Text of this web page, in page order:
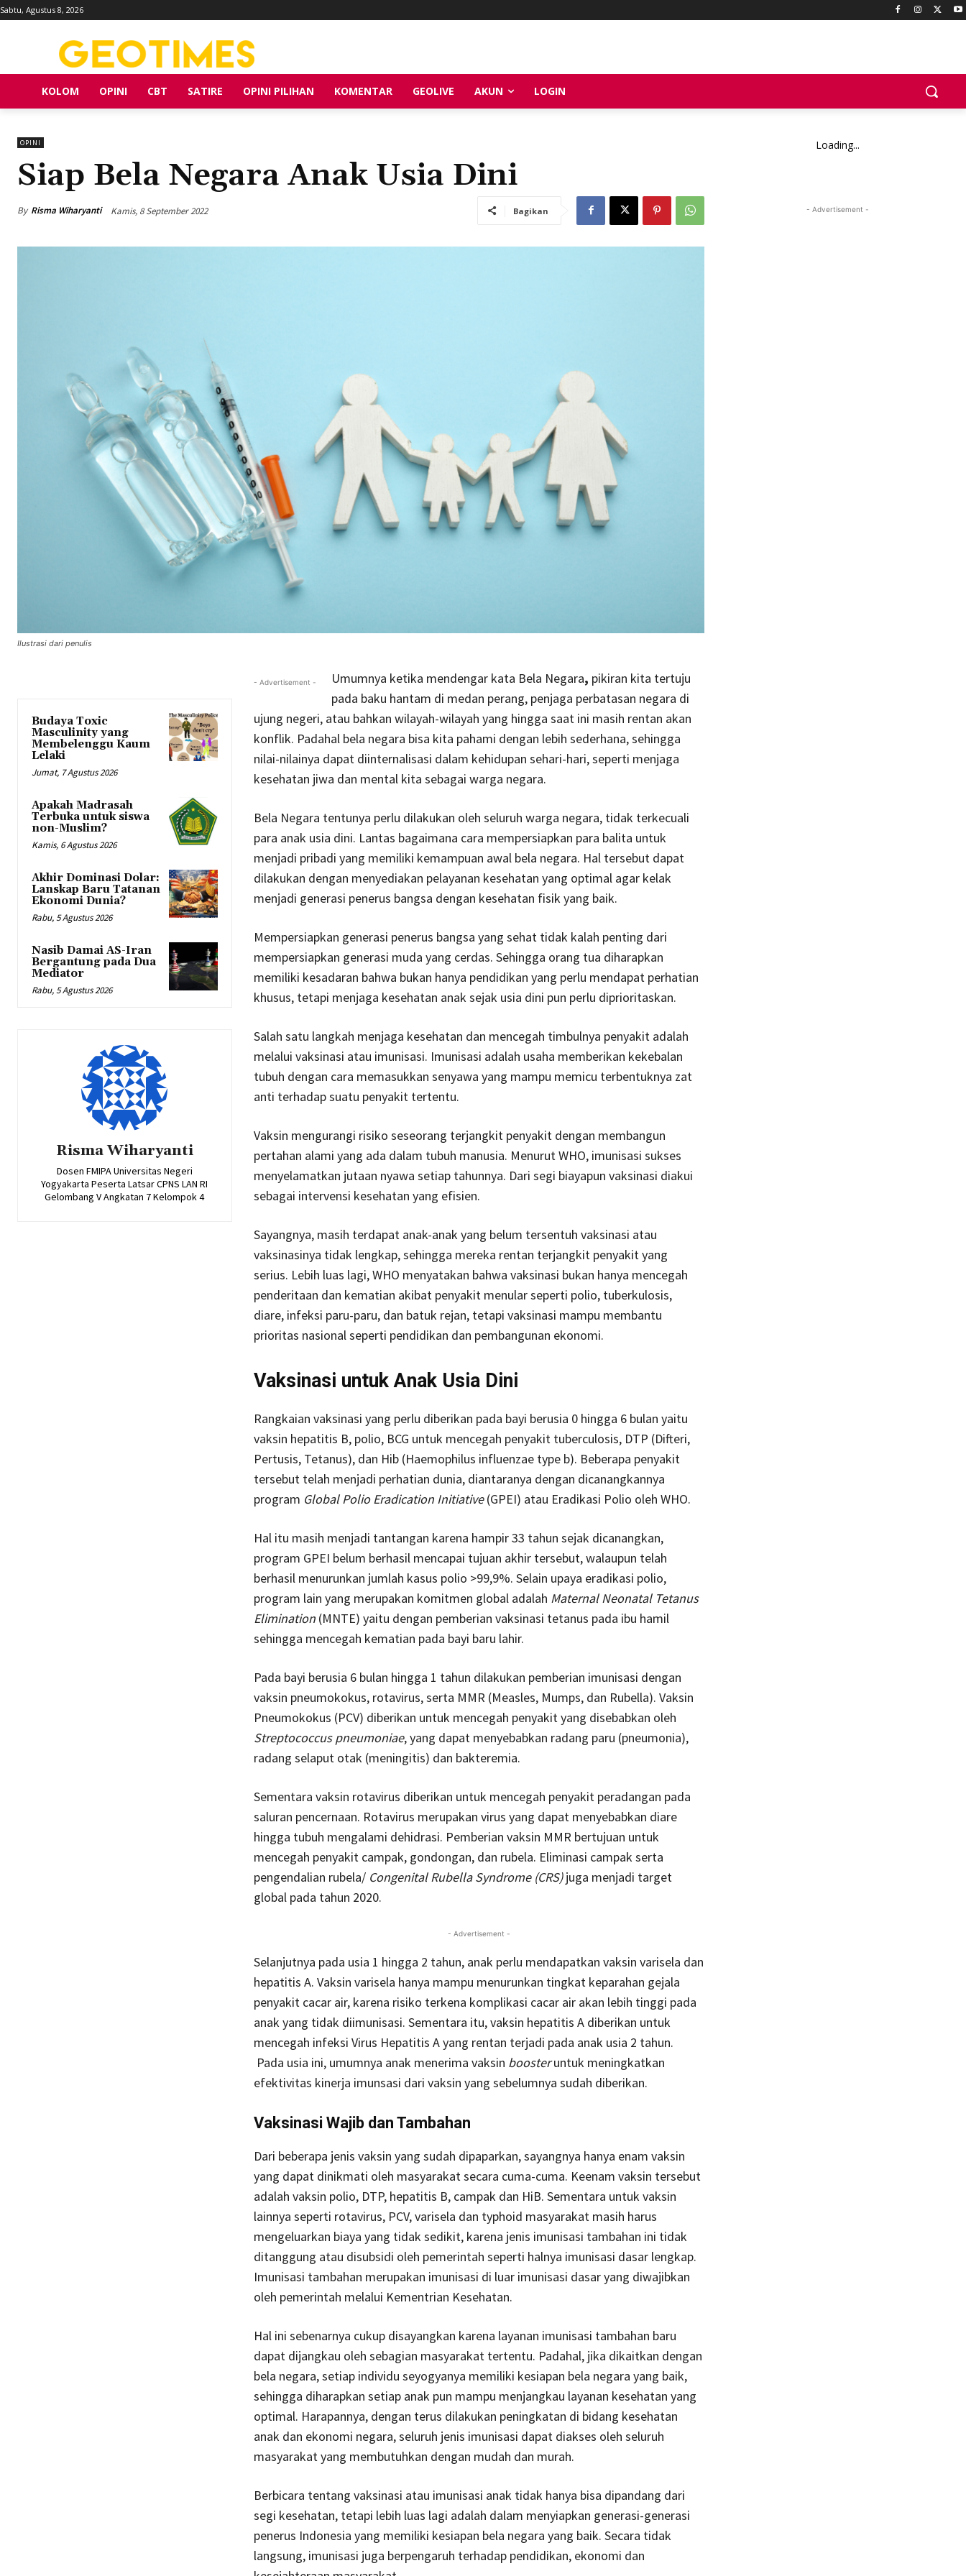
Sabtu, Agustus 8, 2026
KOLOM OPINI CBT SATIRE OPINI PILIHAN KOMENTAR GEOLIVE AKUN LOGIN
OPINI
Siap Bela Negara Anak Usia Dini
By Risma Wiharyanti Kamis, 8 September 2022 Bagikan
Ilustrasi dari penulis
Budaya Toxic
Masculinity yang
Membelenggu Kaum
Lelaki
Jumat, 7 Agustus 2026
Apakah Madrasah
Terbuka untuk siswa
non-Muslim?
Kamis, 6 Agustus 2026
Akhir Dominasi Dolar:
Lanskap Baru Tatanan
Ekonomi Dunia?
Rabu, 5 Agustus 2026
Nasib Damai AS-Iran
Bergantung pada Dua
Mediator
Rabu, 5 Agustus 2026
Risma Wiharyanti
Dosen FMIPA Universitas Negeri
Yogyakarta Peserta Latsar CPNS LAN RI
Gelombang V Angkatan 7 Kelompok 4
- Advertisement - Umumnya ketika mendengar kata Bela Negara, pikiran kita tertuju
pada baku hantam di medan perang, penjaga perbatasan negara di
ujung negeri, atau bahkan wilayah-wilayah yang hingga saat ini masih rentan akan
konflik. Padahal bela negara bisa kita pahami dengan lebih sederhana, sehingga
nilai-nilainya dapat diinternalisasi dalam kehidupan sehari-hari, seperti menjaga
kesehatan jiwa dan mental kita sebagai warga negara.
Bela Negara tentunya perlu dilakukan oleh seluruh warga negara, tidak terkecuali
para anak usia dini. Lantas bagaimana cara mempersiapkan para balita untuk
menjadi pribadi yang memiliki kemampuan awal bela negara. Hal tersebut dapat
dilakukan dengan menyediakan pelayanan kesehatan yang optimal agar kelak
menjadi generasi penerus bangsa dengan kesehatan fisik yang baik.
Mempersiapkan generasi penerus bangsa yang sehat tidak kalah penting dari
mempersiapkan generasi muda yang cerdas. Sehingga orang tua diharapkan
memiliki kesadaran bahwa bukan hanya pendidikan yang perlu mendapat perhatian
khusus, tetapi menjaga kesehatan anak sejak usia dini pun perlu diprioritaskan.
Salah satu langkah menjaga kesehatan dan mencegah timbulnya penyakit adalah
melalui vaksinasi atau imunisasi. Imunisasi adalah usaha memberikan kekebalan
tubuh dengan cara memasukkan senyawa yang mampu memicu terbentuknya zat
anti terhadap suatu penyakit tertentu.
Vaksin mengurangi risiko seseorang terjangkit penyakit dengan membangun
pertahan alami yang ada dalam tubuh manusia. Menurut WHO, imunisasi sukses
menyelamatkan jutaan nyawa setiap tahunnya. Dari segi biayapun vaksinasi diakui
sebagai intervensi kesehatan yang efisien.
Sayangnya, masih terdapat anak-anak yang belum tersentuh vaksinasi atau
vaksinasinya tidak lengkap, sehingga mereka rentan terjangkit penyakit yang
serius. Lebih luas lagi, WHO menyatakan bahwa vaksinasi bukan hanya mencegah
penderitaan dan kematian akibat penyakit menular seperti polio, tuberkulosis,
diare, infeksi paru-paru, dan batuk rejan, tetapi vaksinasi mampu membantu
prioritas nasional seperti pendidikan dan pembangunan ekonomi.
Vaksinasi untuk Anak Usia Dini
Rangkaian vaksinasi yang perlu diberikan pada bayi berusia 0 hingga 6 bulan yaitu
vaksin hepatitis B, polio, BCG untuk mencegah penyakit tuberculosis, DTP (Difteri,
Pertusis, Tetanus), dan Hib (Haemophilus influenzae type b). Beberapa penyakit
tersebut telah menjadi perhatian dunia, diantaranya dengan dicanangkannya
program Global Polio Eradication Initiative(GPEI) atau Eradikasi Polio oleh WHO.
Hal itu masih menjadi tantangan karena hampir 33 tahun sejak dicanangkan,
program GPEI belum berhasil mencapai tujuan akhir tersebut, walaupun telah
berhasil menurunkan jumlah kasus polio >99,9%. Selain upaya eradikasi polio,
program lain yang merupakan komitmen global adalah Maternal Neonatal Tetanus
Elimination(MNTE) yaitu dengan pemberian vaksinasi tetanus pada ibu hamil
sehingga mencegah kematian pada bayi baru lahir.
Pada bayi berusia 6 bulan hingga 1 tahun dilakukan pemberian imunisasi dengan
vaksin pneumokokus, rotavirus, serta MMR (Measles, Mumps, dan Rubella). Vaksin
Pneumokokus (PCV) diberikan untuk mencegah penyakit yang disebabkan oleh
Streptococcus pneumoniae, yang dapat menyebabkan radang paru (pneumonia),
radang selaput otak (meningitis) dan bakteremia.
Sementara vaksin rotavirus diberikan untuk mencegah penyakit peradangan pada
saluran pencernaan. Rotavirus merupakan virus yang dapat menyebabkan diare
hingga tubuh mengalami dehidrasi. Pemberian vaksin MMR bertujuan untuk
mencegah penyakit campak, gondongan, dan rubela. Eliminasi campak serta
pengendalian rubela/ Congenital Rubella Syndrome (CRS)juga menjadi target
global pada tahun 2020.
- Advertisement -
Selanjutnya pada usia 1 hingga 2 tahun, anak perlu mendapatkan vaksin varisela dan
hepatitis A. Vaksin varisela hanya mampu menurunkan tingkat keparahan gejala
penyakit cacar air, karena risiko terkena komplikasi cacar air akan lebih tinggi pada
anak yang tidak diimunisasi. Sementara itu, vaksin hepatitis A diberikan untuk
mencegah infeksi Virus Hepatitis A yang rentan terjadi pada anak usia 2 tahun.
Pada usia ini, umumnya anak menerima vaksin boosteruntuk meningkatkan
efektivitas kinerja imunsasi dari vaksin yang sebelumnya sudah diberikan.
Vaksinasi Wajib dan Tambahan
Dari beberapa jenis vaksin yang sudah dipaparkan, sayangnya hanya enam vaksin
yang dapat dinikmati oleh masyarakat secara cuma-cuma. Keenam vaksin tersebut
adalah vaksin polio, DTP, hepatitis B, campak dan HiB. Sementara untuk vaksin
lainnya seperti rotavirus, PCV, varisela dan typhoid masyarakat masih harus
mengeluarkan biaya yang tidak sedikit, karena jenis imunisasi tambahan ini tidak
ditanggung atau disubsidi oleh pemerintah seperti halnya imunisasi dasar lengkap.
Imunisasi tambahan merupakan imunisasi di luar imunisasi dasar yang diwajibkan
oleh pemerintah melalui Kementrian Kesehatan.
Hal ini sebenarnya cukup disayangkan karena layanan imunisasi tambahan baru
dapat dijangkau oleh sebagian masyarakat tertentu. Padahal, jika dikaitkan dengan
bela negara, setiap individu seyogyanya memiliki kesiapan bela negara yang baik,
sehingga diharapkan setiap anak pun mampu menjangkau layanan kesehatan yang
optimal. Harapannya, dengan terus dilakukan peningkatan di bidang kesehatan
anak dan ekonomi negara, seluruh jenis imunisasi dapat diakses oleh seluruh
masyarakat yang membutuhkan dengan mudah dan murah.
Berbicara tentang vaksinasi atau imunisasi anak tidak hanya bisa dipandang dari
segi kesehatan, tetapi lebih luas lagi adalah dalam menyiapkan generasi-generasi
penerus Indonesia yang memiliki kesiapan bela negara yang baik. Secara tidak
langsung, imunisasi juga berpengaruh terhadap pendidikan, ekonomi dan
Loading...
- Advertisement -